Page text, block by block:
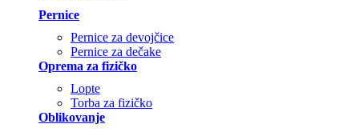
Pernice
Pernice za devojčice
Pernice za dečake
Oprema za fizičko
Lopte
Torba za fizičko
Oblikovanje